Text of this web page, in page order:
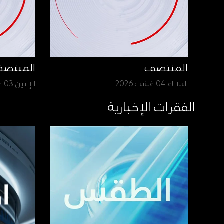
المنتصف
الثلاثاء 04 غشت 2026 الإثنين 03 غشت 2026
الفقرات الإخبارية